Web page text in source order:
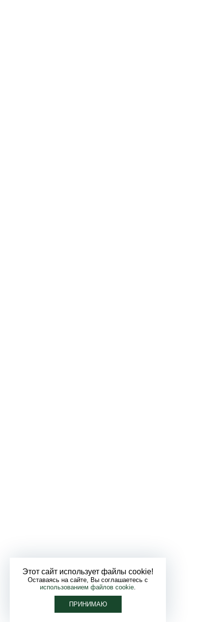
Этот сайт использует файлы cookie!
Оставаясь на сайте, Вы соглашаетесь с
использованием файлов cookie.
ПРИНИМАЮ